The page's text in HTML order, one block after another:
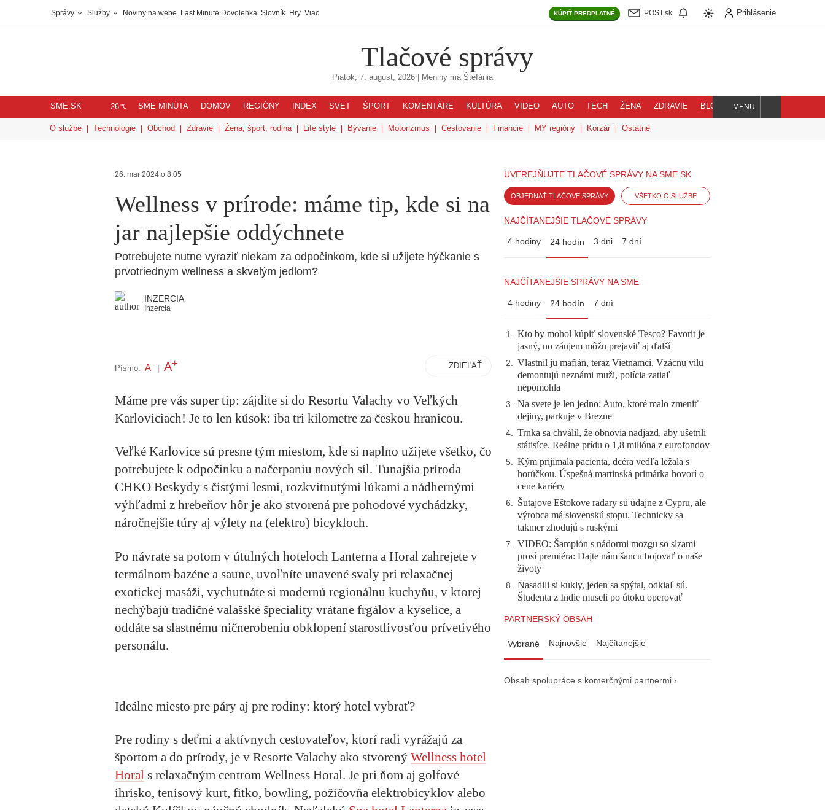
Správy Služby Noviny na webe Last Minute Dovolenka Slovník Hry Viac KÚPIŤ PREDPLATNÉ POST.sk Prihlásenie
Tlačové správy
Piatok, 7. august, 2026 | Meniny má Štefánia
SME.SK 26℃ SME MINÚTA DOMOV REGIÓNY INDEX SVET ŠPORT KOMENTÁRE KULTÚRA VIDEO AUTO TECH ŽENA ZDRAVIE BLOG
Hľadaj
MENU
O službe Technológie Obchod Zdravie Žena, šport, rodina Life style Bývanie Motorizmus Cestovanie Financie MY regióny Korzár Ostatné
26. mar 2024 o 8:05
Wellness v prírode: máme tip, kde si na
jar najlepšie oddýchnete
Potrebujete nutne vyraziť niekam za odpočinkom, kde si užijete hýčkanie s
prvotriednym wellness a skvelým jedlom?
INZERCIA
Inzercia
Písmo: A- A+ ZDIEĽAŤ
Máme pre vás super tip: zájdite si do Resortu Valachy vo Veľkých
Karloviciach! Je to len kúsok: iba tri kilometre za českou hranicou.
Veľké Karlovice sú presne tým miestom, kde si naplno užijete všetko, čo
potrebujete k odpočinku a načerpaniu nových síl. Tunajšia príroda
CHKO Beskydy s čistými lesmi, rozkvitnutými lúkami a nádhernými
výhľadmi z hrebeňov hôr je ako stvorená pre pohodové vychádzky,
náročnejšie túry aj výlety na (elektro) bicykloch.
Po návrate sa potom v útulných hoteloch Lanterna a Horal zahrejete v
termálnom bazéne a saune, uvoľníte unavené svaly pri relaxačnej
exotickej masáži, vychutnáte si modernú regionálnu kuchyňu, v ktorej
nechýbajú tradičné valašské špeciality vrátane frgálov a kyselice, a
oddáte sa slastnému ničnerobeniu obklopení starostlivosťou prívetivého
personálu.
Ideálne miesto pre páry aj pre rodiny: ktorý hotel vybrať?
Pre rodiny s deťmi a aktívnych cestovateľov, ktorí radi vyrážajú za
športom a do prírody, je v Resorte Valachy ako stvorený Wellness hotel
Horal s relaxačným centrom Wellness Horal. Je pri ňom aj golfové
ihrisko, tenisový kurt, fitko, bowling, požičovňa elektrobicyklov alebo
UVEREJŇUJTE TLAČOVÉ SPRÁVY NA SME.SK
OBJEDNAŤ TLAČOVÉ SPRÁVY VŠETKO O SLUŽBE
NAJČÍTANEJŠIE TLAČOVÉ SPRÁVY
4 hodiny 24 hodín 3 dni 7 dní
NAJČÍTANEJŠIE SPRÁVY NA SME
4 hodiny 24 hodín 7 dní
1. Kto by mohol kúpiť slovenské Tesco? Favorit je
jasný, no záujem môžu prejaviť aj ďalší
2. Vlastnil ju mafián, teraz Vietnamci. Vzácnu vilu
demontujú neznámi muži, polícia zatiaľ
nepomohla
3. Na svete je len jedno: Auto, ktoré malo zmeniť
dejiny, parkuje v Brezne
4. Trnka sa chválil, že obnovia nadjazd, aby ušetrili
státisíce. Reálne prídu o 1,8 milióna z eurofondov
5. Kým prijímala pacienta, dcéra vedľa ležala s
horúčkou. Úspešná martinská primárka hovorí o
cene kariéry
6. Šutajove Eštokove radary sú údajne z Cypru, ale
výrobca má slovenskú stopu. Technicky sa
takmer zhodujú s ruskými
7. VIDEO: Šampión s nádormi mozgu so slzami
prosí premiéra: Dajte nám šancu bojovať o naše
životy
8. Nasadili si kukly, jeden sa spýtal, odkiaľ sú.
Študenta z Indie museli po útoku operovať
PARTNERSKÝ OBSAH
Vybrané Najnovšie Najčítanejšie
Obsah spolupráce s komerčnými partnermi ›